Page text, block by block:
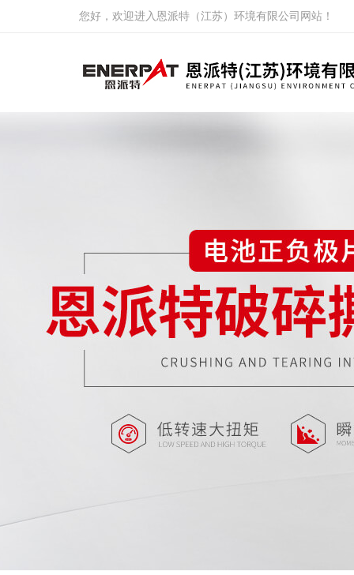
您好，欢迎进入恩派特（江苏）环境有限公司网站！